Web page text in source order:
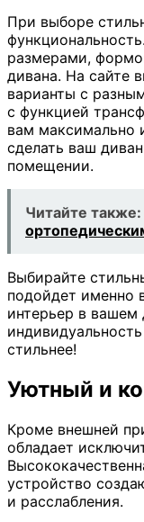
При выборе
размерами,
дивана. На сайте
варианты с
с функцией
вам максимально
сделать ваш
помещении.
Читайте также:
Выбирайте
подойдет именно
интерьер в
стильнее!
Уютный и
Кроме внешней
обладает
устройство
и расслабления.